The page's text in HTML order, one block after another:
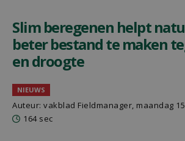
Slim beregenen helpt
beter bestand te maken
en droogte
NIEUWS
Auteur: vakblad Fieldmanager, maandag
164 sec